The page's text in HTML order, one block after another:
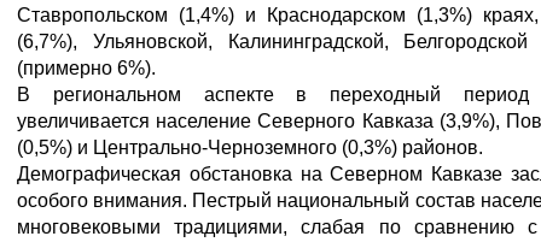
Ставропольском (1,4%) и Краснодарском (1,3%)
(6,7%), Ульяновской, Калининградской, Белгородской
(примерно 6%).
В региональном аспекте в переходный период
увеличивается население Северного Кавказа (3,9%),
(0,5%) и Центрально-Черноземного (0,3%) районов.
Демографическая обстановка на Северном Кавказе
особого внимания. Пестрый национальный состав
многовековыми традициями, слабая по сравнению